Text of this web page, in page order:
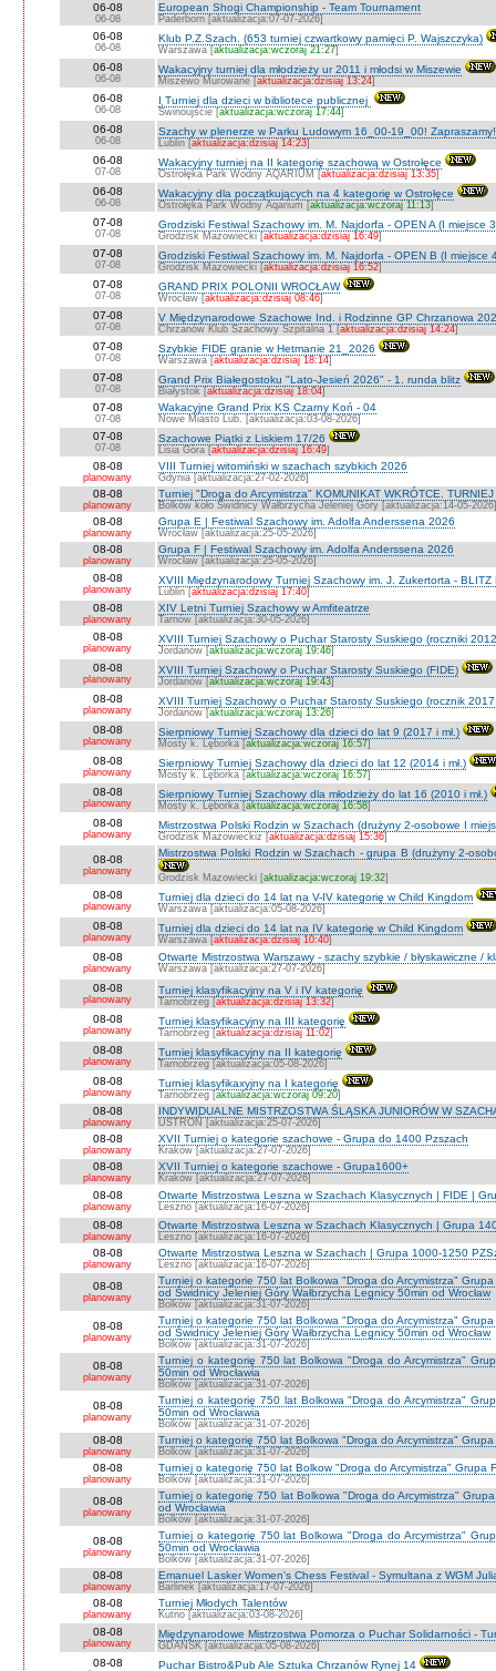
06-08
06-08
European Shogi Championship - Team Tournament
Paderborn [aktualizacja:07-07-2026]
06-08
06-08
Klub P.Z.Szach. (653 turniej czwartkowy pamięci P. Wajszczyka)
Warszawa [aktualizacja:wczoraj 21:27]
06-08
06-08
Wakacyjny turniej dla młodzieży ur 2011 i młodsi w Miszewie
Miszewo Murowane [aktualizacja:dzisiaj 13:24]
06-08
06-08
I Turniej dla dzieci w bibliotece publicznej
Świnoujście [aktualizacja:wczoraj 17:44]
06-08
06-08
Szachy w plenerze w Parku Ludowym 16_00-19_00! Zapraszamy!
Lublin [aktualizacja:dzisiaj 14:23]
06-08
07-08
Wakacyjny turniej na II kategorię szachową w Ostrołęce
Ostrołęka Park Wodny AQARIUM [aktualizacja:dzisiaj 13:35]
06-08
06-08
Wakacyjny dla początkujących na 4 kategorię w Ostrołęce
Ostrołęka Park Wodny Aqarium [aktualizacja:wczoraj 11:13]
07-08
07-08
Grodziski Festiwal Szachowy im. M. Najdorfa - OPEN A (I miejsce
Grodzisk Mazowiecki [aktualizacja:dzisiaj 16:49]
07-08
07-08
Grodziski Festiwal Szachowy im. M. Najdorfa - OPEN B (I miejsce
Grodzisk Mazowiecki [aktualizacja:dzisiaj 16:52]
07-08
07-08
GRAND PRIX POLONII WROCŁAW
Wrocław [aktualizacja:dzisiaj 08:46]
07-08
07-08
V Międzynarodowe Szachowe Ind. i Rodzinne GP Chrzanowa
Chrzanów Klub Szachowy Szpitalna 1 [aktualizacja:dzisiaj 14:24]
07-08
07-08
Szybkie FIDE granie w Hetmanie 21_2026
Warszawa [aktualizacja:dzisiaj 18:14]
07-08
07-08
Grand Prix Białegostoku "Lato-Jesień 2026" - 1. runda blitz
Białystok [aktualizacja:dzisiaj 18:04]
07-08
07-08
Wakacyjne Grand Prix KS Czarny Koń - 04
Nowe Miasto Lub. [aktualizacja:03-08-2026]
07-08
07-08
Szachowe Piątki z Liskiem 17/26
Lisia Góra [aktualizacja:dzisiaj 16:49]
08-08
planowany
VIII Turniej witomiński w szachach szybkich 2026
Gdynia [aktualizacja:27-02-2026]
08-08
planowany
Turniej "Droga do Arcymistrza" KOMUNIKAT WKRÓTCE.
Bolków koło Świdnicy Wałbrzycha Jeleniej Góry [aktualizacja:14-05-2026]
08-08
planowany
Grupa E | Festiwal Szachowy im. Adolfa Anderssena 2026
Wrocław [aktualizacja:25-05-2026]
08-08
planowany
Grupa F | Festiwal Szachowy im. Adolfa Anderssena 2026
Wrocław [aktualizacja:25-05-2026]
08-08
planowany
XVIII Międzynarodowy Turniej Szachowy im. J. Zukertorta -
Lublin [aktualizacja:dzisiaj 17:40]
08-08
planowany
XIV Letni Turniej Szachowy w Amfiteatrze
Tarnów [aktualizacja:30-05-2026]
08-08
planowany
XVIII Turniej Szachowy o Puchar Starosty Suskiego (roczniki
Jordanów [aktualizacja:wczoraj 19:46]
08-08
planowany
XVIII Turniej Szachowy o Puchar Starosty Suskiego (FIDE)
Jordanów [aktualizacja:wczoraj 19:43]
08-08
planowany
XVIII Turniej Szachowy o Puchar Starosty Suskiego (rocznik 2017
Jordanów [aktualizacja:wczoraj 13:26]
08-08
planowany
Sierpniowy Turniej Szachowy dla dzieci do lat 9 (2017 i mł.)
Mosty k. Lęborka [aktualizacja:wczoraj 16:57]
08-08
planowany
Sierpniowy Turniej Szachowy dla dzieci do lat 12 (2014 i mł.)
Mosty k. Lęborka [aktualizacja:wczoraj 16:57]
08-08
planowany
Sierpniowy Turniej Szachowy dla młodzieży do lat 16 (2010 i mł.)
Mosty k. Lęborka [aktualizacja:wczoraj 16:58]
08-08
planowany
Mistrzostwa Polski Rodzin w Szachach (drużyny 2-osobowe I
Grodzisk Mazowieckiz [aktualizacja:dzisiaj 15:36]
08-08
planowany
Mistrzostwa Polski Rodzin w Szachach - grupa B (drużyny 2-
Grodzisk Mazowiecki [aktualizacja:wczoraj 19:32]
08-08
planowany
Turniej dla dzieci do 14 lat na V-IV kategorię w Child Kingdom
Warszawa [aktualizacja:05-08-2026]
08-08
planowany
Turniej dla dzieci do 14 lat na IV kategorię w Child Kingdom
Warszawa [aktualizacja:dzisiaj 10:40]
08-08
planowany
Otwarte Mistrzostwa Warszawy - szachy szybkie / błyskawiczne /
Warszawa [aktualizacja:27-07-2026]
08-08
planowany
Turniej klasyfikacyjny na V i IV kategorię
Tarnobrzeg [aktualizacja:dzisiaj 13:32]
08-08
planowany
Turniej klasyfikacyjny na III kategorię
Tarnobrzeg [aktualizacja:dzisiaj 11:02]
08-08
planowany
Turniej klasyfikacyjny na II kategorię
Tarnobrzeg [aktualizacja:05-08-2026]
08-08
planowany
Turniej klasyfikaxyjny na I kategorię
Tarnobrzeg [aktualizacja:wczoraj 09:20]
08-08
planowany
INDYWIDUALNE MISTRZOSTWA ŚLĄSKA JUNIORÓW W
USTROŃ [aktualizacja:25-07-2026]
08-08
planowany
XVII Turniej o kategorie szachowe - Grupa do 1400 Pzszach
Kraków [aktualizacja:27-07-2026]
08-08
planowany
XVII Turniej o kategorie szachowe - Grupa1600+
Kraków [aktualizacja:27-07-2026]
08-08
planowany
Otwarte Mistrzostwa Leszna w Szachach Klasycznych | FIDE |
Leszno [aktualizacja:16-07-2026]
08-08
planowany
Otwarte Mistrzostwa Leszna w Szachach Klasycznych | Grupa
Leszno [aktualizacja:16-07-2026]
08-08
planowany
Otwarte Mistrzostwa Leszna w Szachach | Grupa 1000-1250
Leszno [aktualizacja:16-07-2026]
08-08
planowany
Turniej o kategorie 750 lat Bolkowa "Droga do Arcymistrza"
od Świdnicy Jeleniej Góry Wałbrzycha Legnicy 50min od Wrocław
Bolków [aktualizacja:31-07-2026]
08-08
planowany
Turniej o kategorie 750 lat Bolkowa "Droga do Arcymistrza"
od Świdnicy Jeleniej Góry Wałbrzycha Legnicy 50min od Wrocław
Bolków [aktualizacja:31-07-2026]
08-08
planowany
Turniej o kategorię 750 lat Bolkowa "Droga do Arcymistrza"
50min od Wrocławia
Bolków [aktualizacja:31-07-2026]
08-08
planowany
Turniej o kategorię 750 lat Bolkowa "Droga do Arcymistrza"
50min od Wrocławia
Bolków [aktualizacja:31-07-2026]
08-08
planowany
Turniej o kategorię 750 lat Bolkowa "Droga do Arcymistrza"
Bolków [aktualizacja:31-07-2026]
08-08
planowany
Turniej o kategorię 750 lat Bolkow "Droga do Arcymistrza" Grupa
Bolków [aktualizacja:31-07-2026]
08-08
planowany
Turniej o kategorię 750 lat Bolkowa "Droga do Arcymistrza"
od Wrocławia
Bolków [aktualizacja:31-07-2026]
08-08
planowany
Turniej o kategorię 750 lat Bolkowa "Droga do Arcymistrza"
50min od Wrocławia
Bolków [aktualizacja:31-07-2026]
08-08
planowany
Emanuel Lasker Women's Chess Festival - Symultana z WGM
Barlinek [aktualizacja:17-07-2026]
08-08
planowany
Turniej Młodych Talentów
Kutno [aktualizacja:03-08-2026]
08-08
planowany
Międzynarodowe Mistrzostwa Pomorza o Puchar Solidarności -
GDAŃSK [aktualizacja:05-08-2026]
08-08 Puchar Bistro&Pub Ale Sztuka Chrzanów Rynej 14